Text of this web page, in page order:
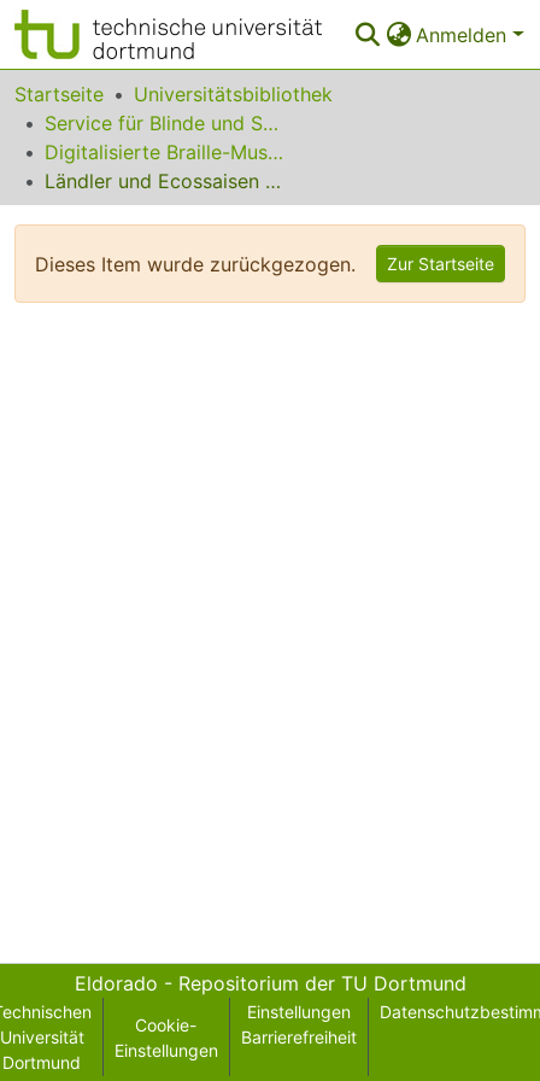
Anmelden
Bereiche & Sammlungen
Das gesamte Repositorium
Statistiken
Startseite
Universitätsbibliothek
Service für Blinde und Sehbehinderte
Digitalisierte Braille-Musik-Matrizen des VzfB
Ländler und Ecossaisen op. 18b
Dieses Item wurde zurückgezogen. Zur Startseite
Eldorado - Repositorium der TU Dortmund
Universität
Dortmund
Cookie-
Einstellungen
Einstellungen
Barrierefreiheit